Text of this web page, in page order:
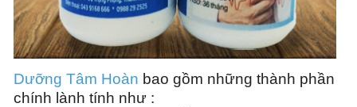
Dưỡng Tâm Hoàn bao gồm những thành phần
chính lành tính như :